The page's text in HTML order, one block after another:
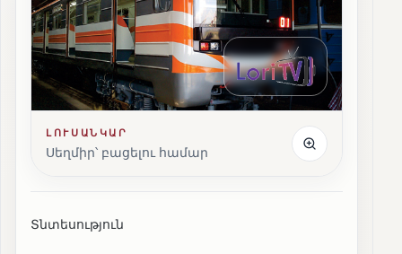
ԼՈՒՍԱՆԿԱՐ
Սեղմիր՝ բացելու համար
Տնտեսություն